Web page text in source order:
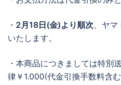
・ 2月18日(金)より順次、ヤマ
いたします。
・本商品につきましては特別
律￥1.000(代金引換手数料含